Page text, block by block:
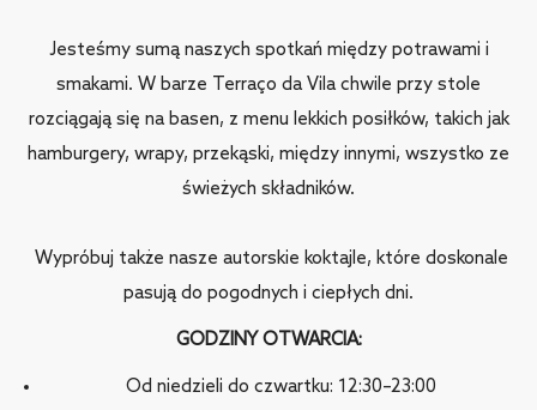
Jesteśmy sumą naszych spotkań między potrawami i
smakami. W barze Terraço da Vila chwile przy stole
rozciągają się na basen, z menu lekkich posiłków, takich jak
hamburgery, wrapy, przekąski, między innymi, wszystko ze
świeżych składników.
Wypróbuj także nasze autorskie koktajle, które doskonale
pasują do pogodnych i ciepłych dni.
GODZINY OTWARCIA:
Od niedzieli do czwartku: 12:30–23:00